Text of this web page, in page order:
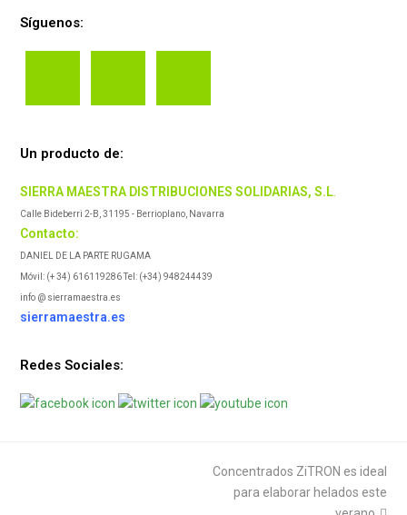
Síguenos:
Un producto de:
SIERRA MAESTRA DISTRIBUCIONES SOLIDARIAS, S.L
Calle Bideberri 2-B, 31195 - Berrioplano, Navarra
Contacto:
DANIEL DE LA PARTE RUGAMA
Móvil: (+ 34) 616119286 Tel: (+34) 948244439
info @ sierramaestra.es
sierramaestra.es
Redes Sociales:
next
post:
Concentrados ZiTRON es ideal
para elaborar helados este